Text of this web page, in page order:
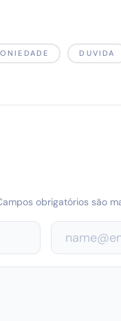
DUVIDA
obrigatórios são